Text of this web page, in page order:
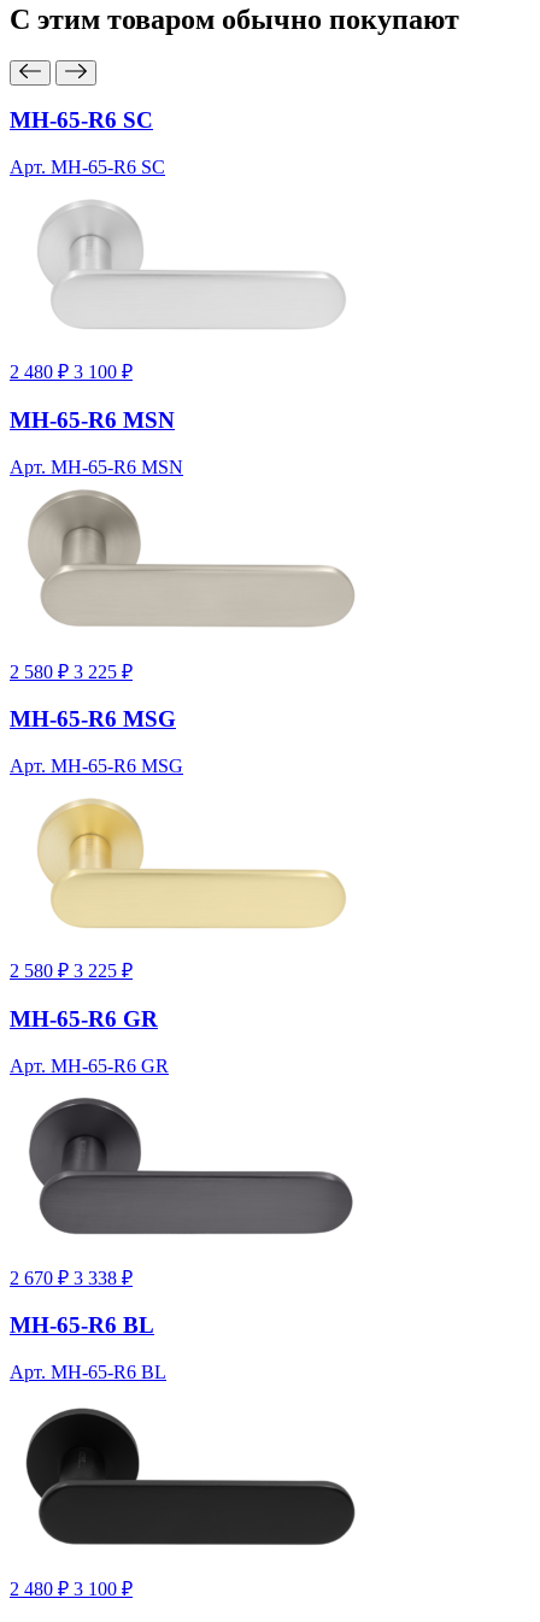
С этим товаром обычно покупают
MH-65-R6 SC
Арт. MH-65-R6 SC
2 480 ₽ 3 100 ₽
MH-65-R6 MSN
Арт. MH-65-R6 MSN
2 580 ₽ 3 225 ₽
MH-65-R6 MSG
Арт. MH-65-R6 MSG
2 580 ₽ 3 225 ₽
MH-65-R6 GR
Арт. MH-65-R6 GR
2 670 ₽ 3 338 ₽
MH-65-R6 BL
Арт. MH-65-R6 BL
2 480 ₽ 3 100 ₽